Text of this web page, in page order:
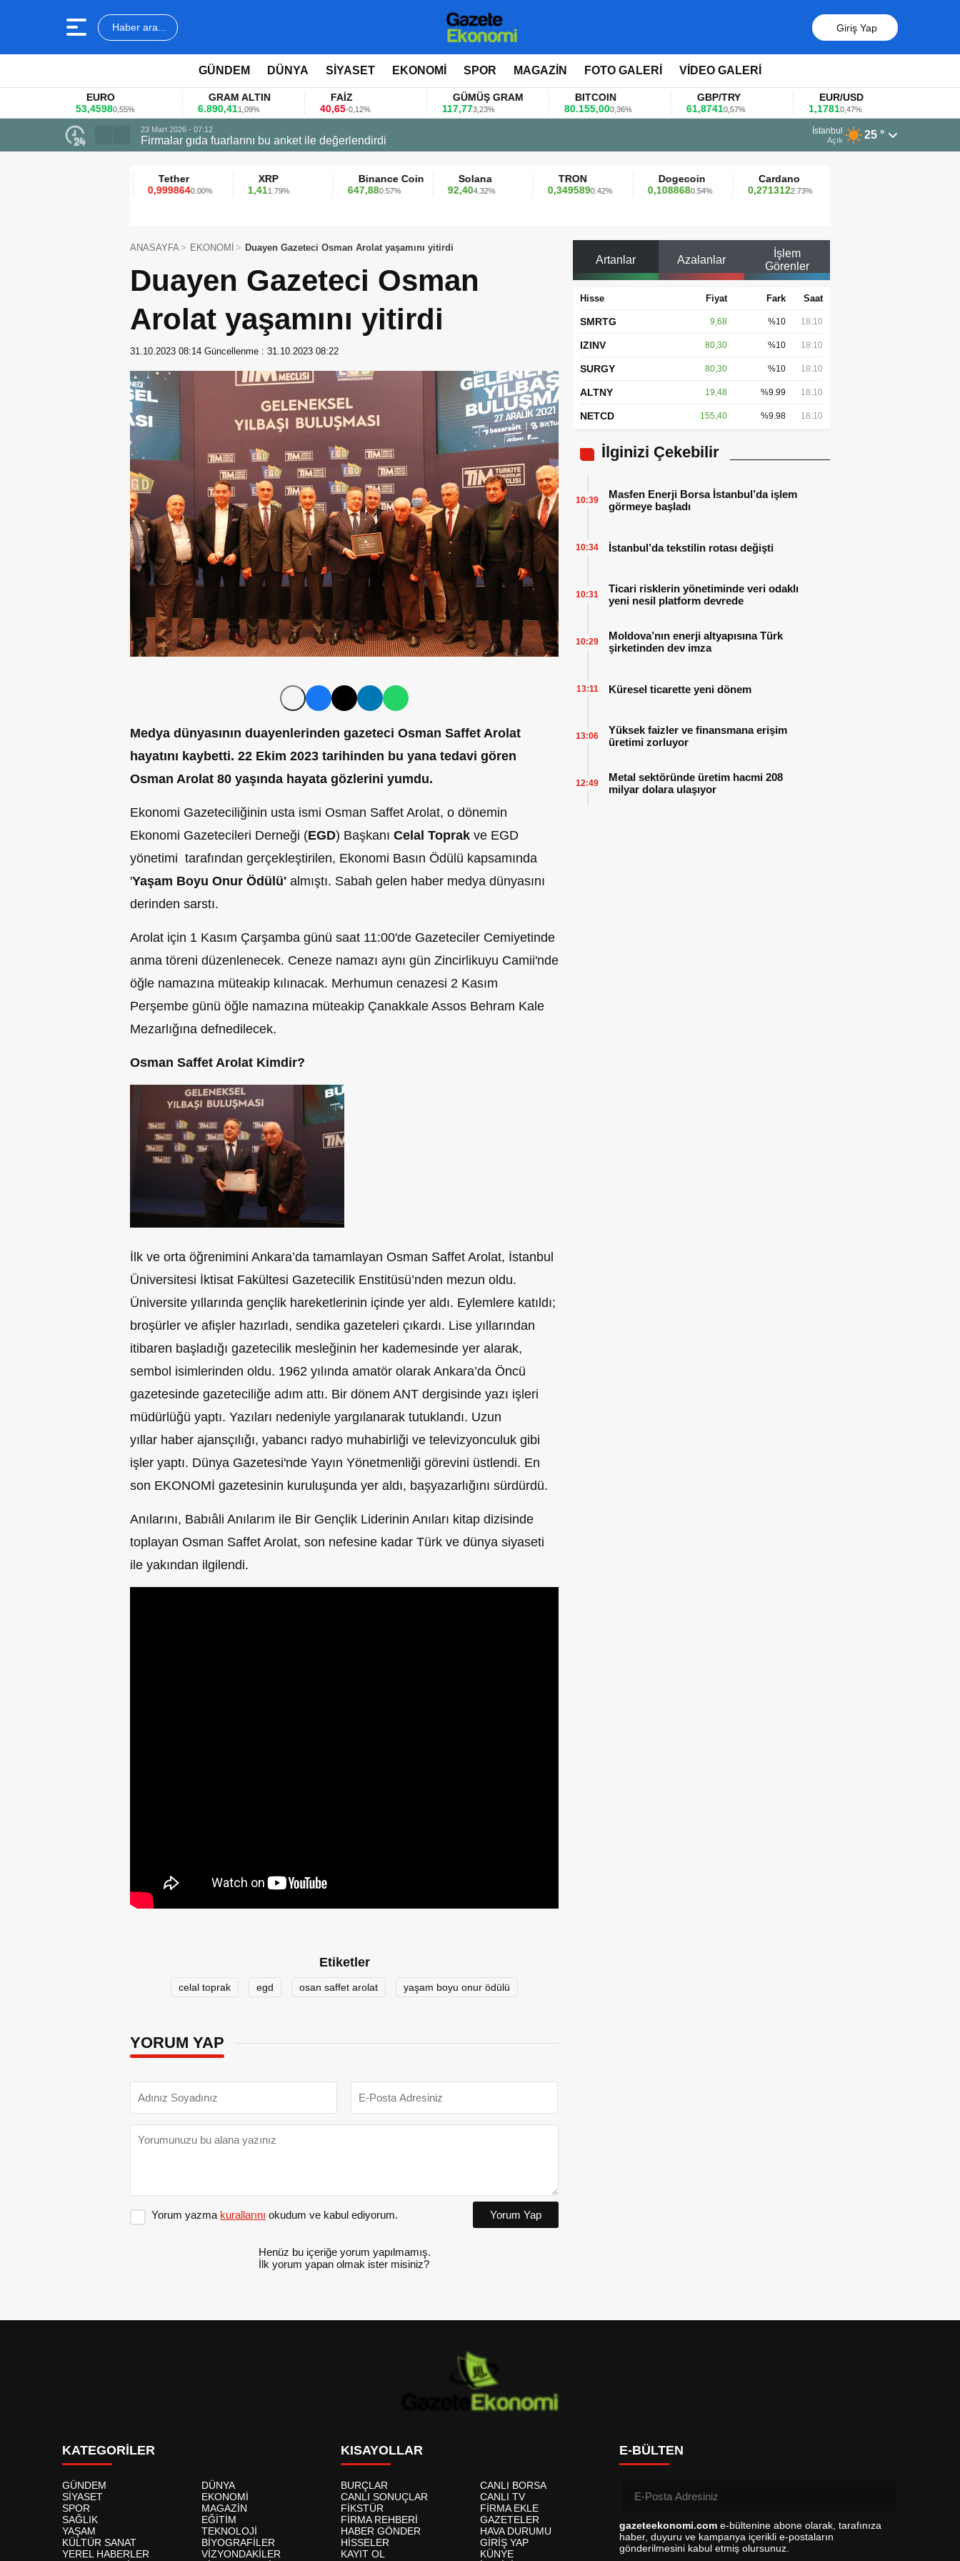
Haber ara... Giriş Yap
GÜNDEM DÜNYA SİYASET EKONOMİ SPOR MAGAZİN FOTO GALERİ VİDEO GALERİ
EURO
53,45980,55%
GRAM ALTIN
6.890,411,09%
FAİZ
40,65-0,12%
GÜMÜŞ GRAM
117,773,23%
BITCOIN
80.155,000,36%
GBP/TRY
61,87410,57%
EUR/USD
1,17810,47%
23 Mart 2026 - 07:12
Firmalar gıda fuarlarını bu anket ile değerlendirdi
13 Mart 2026 - 06:55
Huawei KOBİ’ler için yapay zekâ
İstanbul
Açık 25 °
Tether
0,9998640.00%
XRP
1,411.79%
Binance Coin
647,880.57%
Solana
92,404.32%
TRON
0,3495890.42%
Dogecoin
0,1088680.54%
Cardano
0,2713122.73%
ANASAYFA EKONOMİ Duayen Gazeteci Osman Arolat yaşamını yitirdi
Duayen Gazeteci Osman
Arolat yaşamını yitirdi
31.10.2023 08:14 Güncellenme : 31.10.2023 08:22
Medya dünyasının duayenlerinden gazeteci Osman Saffet Arolat
hayatını kaybetti. 22 Ekim 2023 tarihinden bu yana tedavi gören
Osman Arolat 80 yaşında hayata gözlerini yumdu.
Ekonomi Gazeteciliğinin usta ismi Osman Saffet Arolat, o dönemin
Ekonomi Gazetecileri Derneği (EGD) Başkanı Celal Toprak ve EGD
yönetimi tarafından gerçekleştirilen, Ekonomi Basın Ödülü kapsamında
'Yaşam Boyu Onur Ödülü' almıştı. Sabah gelen haber medya dünyasını
derinden sarstı.
Arolat için 1 Kasım Çarşamba günü saat 11:00'de Gazeteciler Cemiyetinde
anma töreni düzenlenecek. Ceneze namazı aynı gün Zincirlikuyu Camii'nde
öğle namazına müteakip kılınacak. Merhumun cenazesi 2 Kasım
Perşembe günü öğle namazına müteakip Çanakkale Assos Behram Kale
Mezarlığına defnedilecek.
Osman Saffet Arolat Kimdir?
İlk ve orta öğrenimini Ankara’da tamamlayan Osman Saffet Arolat, İstanbul
Üniversitesi İktisat Fakültesi Gazetecilik Enstitüsü’nden mezun oldu.
Üniversite yıllarında gençlik hareketlerinin içinde yer aldı. Eylemlere katıldı;
broşürler ve afişler hazırladı, sendika gazeteleri çıkardı. Lise yıllarından
itibaren başladığı gazetecilik mesleğinin her kademesinde yer alarak,
sembol isimlerinden oldu. 1962 yılında amatör olarak Ankara’da Öncü
gazetesinde gazeteciliğe adım attı. Bir dönem ANT dergisinde yazı işleri
müdürlüğü yaptı. Yazıları nedeniyle yargılanarak tutuklandı. Uzun
yıllar haber ajansçılığı, yabancı radyo muhabirliği ve televizyonculuk gibi
işler yaptı. Dünya Gazetesi'nde Yayın Yönetmenliği görevini üstlendi. En
son EKONOMİ gazetesinin kuruluşunda yer aldı, başyazarlığını sürdürdü.
Anılarını, Babıâli Anılarım ile Bir Gençlik Liderinin Anıları kitap dizisinde
toplayan Osman Saffet Arolat, son nefesine kadar Türk ve dünya siyaseti
ile yakından ilgilendi.
Etiketler
celal toprak egd osan saffet arolat yaşam boyu onur ödülü
YORUM YAP
Yorum yazma kurallarını okudum ve kabul ediyorum. Yorum Yap
Henüz bu içeriğe yorum yapılmamış.
İlk yorum yapan olmak ister misiniz?
Artanlar Azalanlar
İşlem
Görenler
Hisse Fiyat Fark Saat
SMRTG 9,68 %10 18:10
IZINV 80,30 %10 18:10
SURGY 80,30 %10 18:10
ALTNY 19,48 %9.99 18:10
NETCD 155,40 %9.98 18:10
İlginizi Çekebilir
Masfen Enerji Borsa İstanbul’da işlem
görmeye başladı
10:39
İstanbul’da tekstilin rotası değişti
10:34
Ticari risklerin yönetiminde veri odaklı
yeni nesil platform devrede
10:31
Moldova’nın enerji altyapısına Türk
şirketinden dev imza
10:29
Küresel ticarette yeni dönem
13:11
Yüksek faizler ve finansmana erişim
üretimi zorluyor
13:06
Metal sektöründe üretim hacmi 208
milyar dolara ulaşıyor
12:49
KATEGORİLER
GÜNDEM
DÜNYA
SİYASET
EKONOMİ
SPOR
MAGAZİN
SAĞLIK
EĞİTİM
YAŞAM
TEKNOLOJİ
KÜLTÜR SANAT
BİYOGRAFİLER
YEREL HABERLER
VİZYONDAKİLER
KISAYOLLAR
BURÇLAR
CANLI BORSA
CANLI SONUÇLAR
CANLI TV
FİKSTÜR
FİRMA EKLE
FİRMA REHBERİ
GAZETELER
HABER GÖNDER
HAVA DURUMU
HİSSELER
GİRİŞ YAP
KAYIT OL
KÜNYE
E-BÜLTEN
gazeteekonomi.com e-bültenine abone olarak, tarafınıza
haber, duyuru ve kampanya içerikli e-postaların
gönderilmesini kabul etmiş olursunuz.